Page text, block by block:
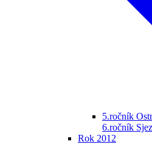
5.ročník
6.ročník
Rok 2012